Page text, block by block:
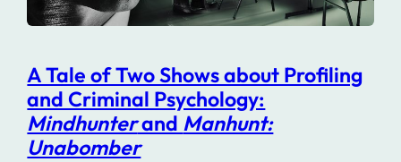
A Tale of Two Shows about Profiling
and Criminal Psychology:
Mindhunterand Manhunt:
Unabomber